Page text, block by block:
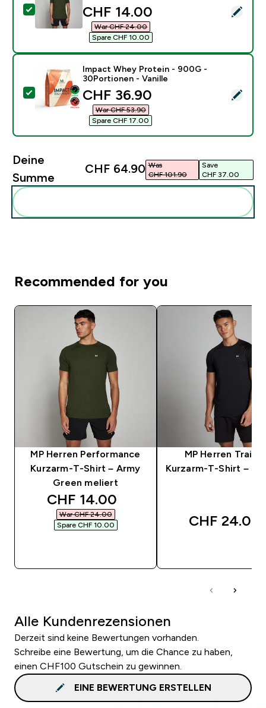
Dieses Produkt ausw�hlen - MP Herren
discounted price
CHF 14.00‎
War CHF 24.00‎
Spare CHF 10.00‎
Dieses Produkt ausw�hlen - Impact Whey Protein -
Impact Whey Protein - 900G -
30Portionen - Vanille
discounted price
CHF 36.90‎
War CHF 53.90‎
Spare CHF 17.00‎
Deine
Summe
CHF 64.90‎ Was
CHF 101.90‎
Save
CHF 37.00‎
Recommended for you
MP Herren Performance
Kurzarm-T-Shirt – Army
Green meliert
discounted price
CHF 14.00‎
War CHF 24.00‎
Spare CHF 10.00‎
MP Herren
Kurzarm-T-Shirt –
CHF 24.00‎
Alle Kundenrezensionen
Derzeit sind keine Bewertungen vorhanden.
Schreibe eine Bewertung, um die Chance zu haben,
einen CHF100 Gutschein zu gewinnen.
EINE BEWERTUNG ERSTELLEN